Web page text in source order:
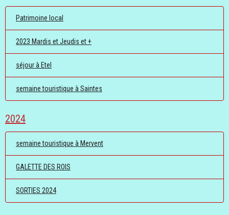
Patrimoine local
2023 Mardis et Jeudis et +
séjour à Etel
semaine touristique à Saintes
2024
semaine touristique à Mervent
GALETTE DES ROIS
SORTIES 2024